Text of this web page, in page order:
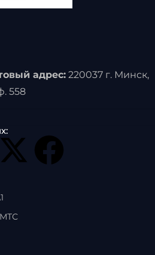
адрес:220037 г. Минск,
558
МТС